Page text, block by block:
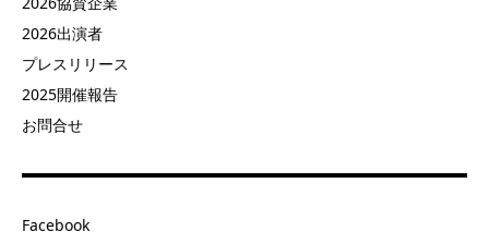
2026出演者
プレスリリース
2025開催報告
お問合せ
Facebook